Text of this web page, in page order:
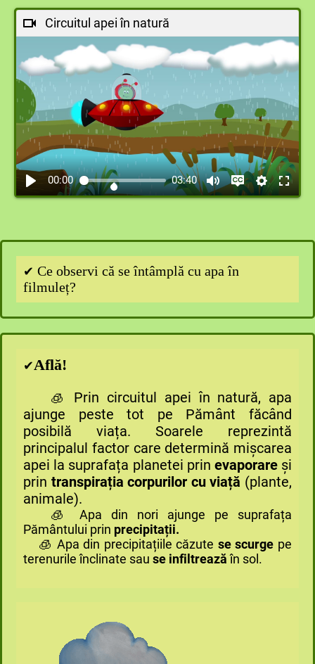
Circuitul apei în natură
00:00 03:40
✔ Ce observi că se întâmplă cu apa în
filmuleț?
✔Află!
🧊 Prin circuitul apei în natură, apa
ajunge peste tot pe Pământ făcând
posibilă viața. Soarele reprezintă
principalul factor care determină mișcarea
apei la suprafața planetei prin evaporareși
prin transpirația corpurilor cu viață (plante,
animale).
🧊 Apa din nori ajunge pe suprafața
Pământului prin precipitații.
🧊 Apa din precipitațiile căzute se scurge pe
terenurile înclinate sau se infiltreazăîn sol.